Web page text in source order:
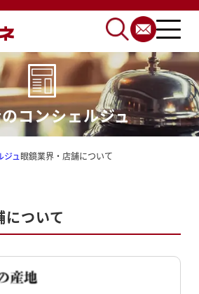
コンシェルジュ
ュ 眼鏡業界・店舗について
ついて